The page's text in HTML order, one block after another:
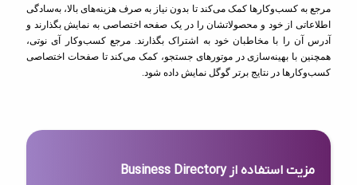
مرجع به کسب‌وکارها کمک می‌کند تا بدون نیاز به صرف هزینه‌های بالا، به‌سادگی
اطلاعاتی از خود و محصولاتشان را در یک صفحه اختصاصی به نمایش بگذارند و
آدرس آن را با مخاطبان خود به اشتراک بگذارند. مرجع کسب‌وکار آی نوتی،
همچنین با بهینه‌سازی در موتورهای جستجو، کمک می‌کند تا صفحات اختصاصی
کسب‌وکارها در نتایج برتر گوگل نمایش داده شود.
مزیت استفاده از Business Directory